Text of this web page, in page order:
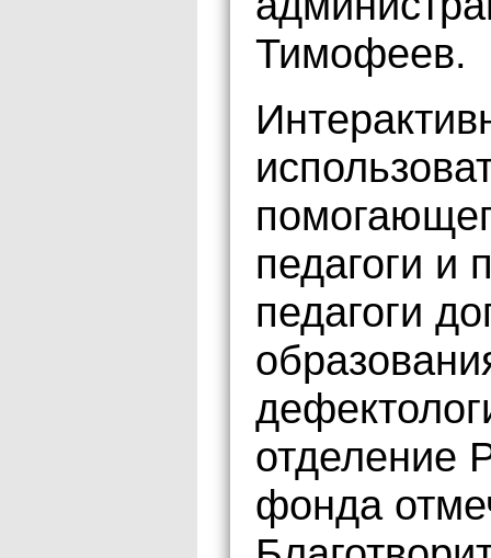
Тимофеев.
педагоги и
педагоги
отделение
фонда